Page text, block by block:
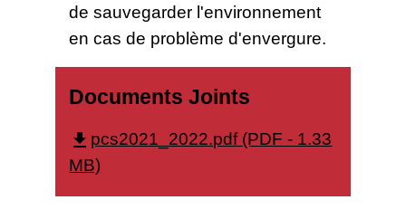
de sauvegarder l'environnement
en cas de problème d'envergure.
Documents Joints
file_download pcs2021_2022.pdf (PDF - 1.33
MB)